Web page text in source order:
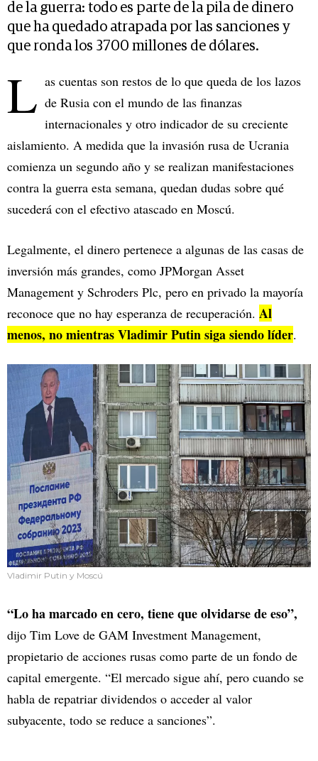
de la guerra: todo es parte de la pila de dinero
que ha quedado atrapada por las sanciones y
que ronda los 3700 millones de dólares.
L as cuentas son restos de lo que queda de los lazos
de Rusia con el mundo de las finanzas
internacionales y otro indicador de su creciente
aislamiento. A medida que la invasión rusa de Ucrania
comienza un segundo año y se realizan manifestaciones
contra la guerra esta semana, quedan dudas sobre qué
sucederá con el efectivo atascado en Moscú.
Legalmente, el dinero pertenece a algunas de las casas de
inversión más grandes, como JPMorgan Asset
Management y Schroders Plc, pero en privado la mayoría
reconoce que no hay esperanza de recuperación. Al
menos, no mientras Vladimir Putin siga siendo líder.
Vladimir Putin y Moscú
“Lo ha marcado en cero, tiene que olvidarse de eso”,
dijo Tim Love de GAM Investment Management,
propietario de acciones rusas como parte de un fondo de
capital emergente. “El mercado sigue ahí, pero cuando se
habla de repatriar dividendos o acceder al valor
subyacente, todo se reduce a sanciones”.